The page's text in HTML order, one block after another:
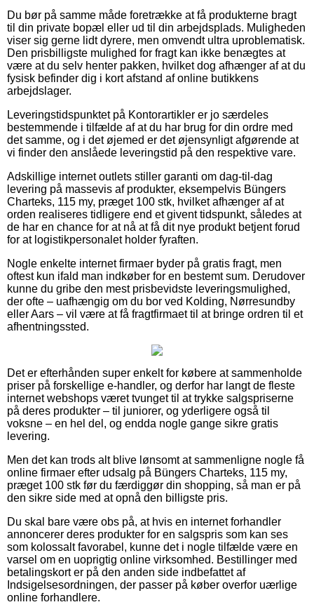
Du bør på samme måde foretrække at få produkterne bragt
til din private bopæl eller ud til din arbejdsplads. Muligheden
viser sig gerne lidt dyrere, men omvendt ultra uproblematisk.
Den prisbilligste mulighed for fragt kan ikke benægtes at
være at du selv henter pakken, hvilket dog afhænger af at du
fysisk befinder dig i kort afstand af online butikkens
arbejdslager.
Leveringstidspunktet på Kontorartikler er jo særdeles
bestemmende i tilfælde af at du har brug for din ordre med
det samme, og i det øjemed er det øjensynligt afgørende at
vi finder den anslåede leveringstid på den respektive vare.
Adskillige internet outlets stiller garanti om dag-til-dag
levering på massevis af produkter, eksempelvis Büngers
Charteks, 115 my, præget 100 stk, hvilket afhænger af at
orden realiseres tidligere end et givent tidspunkt, således at
de har en chance for at nå at få dit nye produkt betjent forud
for at logistikpersonalet holder fyraften.
Nogle enkelte internet firmaer byder på gratis fragt, men
oftest kun ifald man indkøber for en bestemt sum. Derudover
kunne du gribe den mest prisbevidste leveringsmulighed,
der ofte – uafhængig om du bor ved Kolding, Nørresundby
eller Aars – vil være at få fragtfirmaet til at bringe ordren til et
afhentningssted.
Det er efterhånden super enkelt for købere at sammenholde
priser på forskellige e-handler, og derfor har langt de fleste
internet webshops været tvunget til at trykke salgspriserne
på deres produkter – til juniorer, og yderligere også til
voksne – en hel del, og endda nogle gange sikre gratis
levering.
Men det kan trods alt blive lønsomt at sammenligne nogle få
online firmaer efter udsalg på Büngers Charteks, 115 my,
præget 100 stk før du færdiggør din shopping, så man er på
den sikre side med at opnå den billigste pris.
Du skal bare være obs på, at hvis en internet forhandler
annoncerer deres produkter for en salgspris som kan ses
som kolossalt favorabel, kunne det i nogle tilfælde være en
varsel om en uoprigtig online virksomhed. Bestillinger med
betalingskort er på den anden side indbefattet af
Indsigelsesordningen, der passer på køber overfor uærlige
online forhandlere.